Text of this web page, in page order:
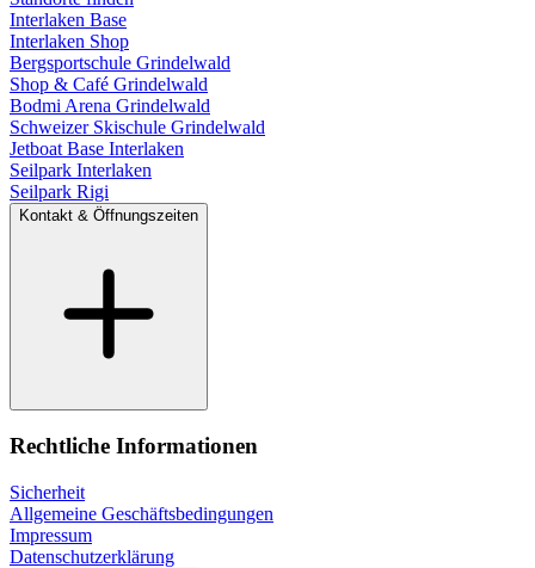
Interlaken Base
Interlaken Shop
Bergsportschule Grindelwald
Shop & Café Grindelwald
Bodmi Arena Grindelwald
Schweizer Skischule Grindelwald
Jetboat Base Interlaken
Seilpark Interlaken
Seilpark Rigi
Kontakt & Öffnungszeiten
Rechtliche Informationen
Sicherheit
Allgemeine Geschäftsbedingungen
Impressum
Datenschutzerklärung